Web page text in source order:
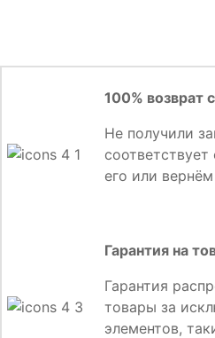
100% возврат
Не получили
его или
Гарантия на
Гарантия
товары за
элементов,